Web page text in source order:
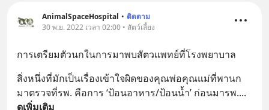
AnimalSpaceHospital • ติดตาม
30 พ.ย. 2022 เวลา 02:00 • สัตว์เลี้ยง
การเตรียมตัวนกในการมาพบสัตวแพทย์ที่โรงพยาบาล
สิ่งหนึ่งที่มักเป็นเรื่องเข้าใจผิดของคุณพ่อคุณแม่ที่พานก
มาตรวจที่รพ. คือการ ‘ป้อนอาหาร/ป้อนน้ำ’ ก่อนมารพ....
ดูเพิ่มเติม